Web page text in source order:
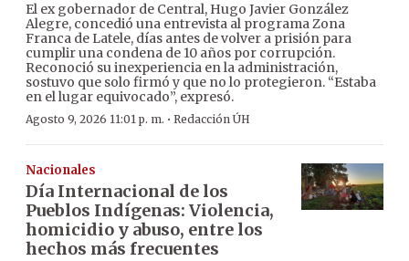
El ex gobernador de Central, Hugo Javier González
Alegre, concedió una entrevista al programa Zona
Franca de Latele, días antes de volver a prisión para
cumplir una condena de 10 años por corrupción.
Reconoció su inexperiencia en la administración,
sostuvo que solo firmó y que no lo protegieron. “Estaba
en el lugar equivocado”, expresó.
Agosto 9, 2026 11:01 p. m. · Redacción ÚH
Nacionales
Día Internacional de los
Pueblos Indígenas: Violencia,
homicidio y abuso, entre los
hechos más frecuentes